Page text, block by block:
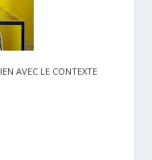
AVEC LE CONTEXTE